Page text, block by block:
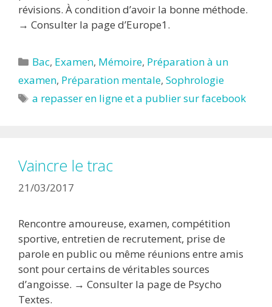
révisions. À condition d’avoir la bonne méthode.
→ Consulter la page d’Europe1.
Catégories
Bac, Examen, Mémoire, Préparation à un
examen, Préparation mentale, Sophrologie
Étiquettes
a repasser en ligne et a publier sur facebook
Vaincre le trac
21/03/2017
Rencontre amoureuse, examen, compétition
sportive, entretien de recrutement, prise de
parole en public ou même réunions entre amis
sont pour certains de véritables sources
d’angoisse. → Consulter la page de Psycho
Textes.